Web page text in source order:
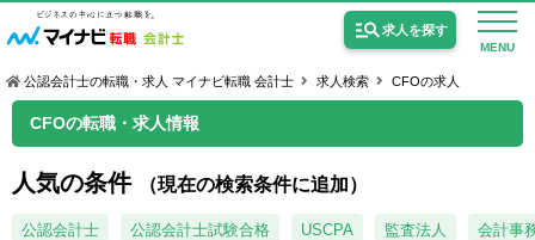
MENU
求人を探す
公認会計士の求人
公認会計士の転職・求人 マイナビ転職 会計士 求人検索 CFOの求人
CFOの転職・求人情報
人気の条件 （現在の検索条件に追加）
公認会計士 公認会計士試験合格 USCPA 監査法人 会計事